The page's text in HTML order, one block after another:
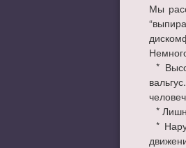
Мы
⠀*
⠀*
⠀*